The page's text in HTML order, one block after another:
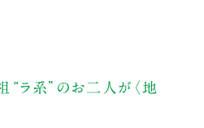
“ラ系”のお二人が〈地